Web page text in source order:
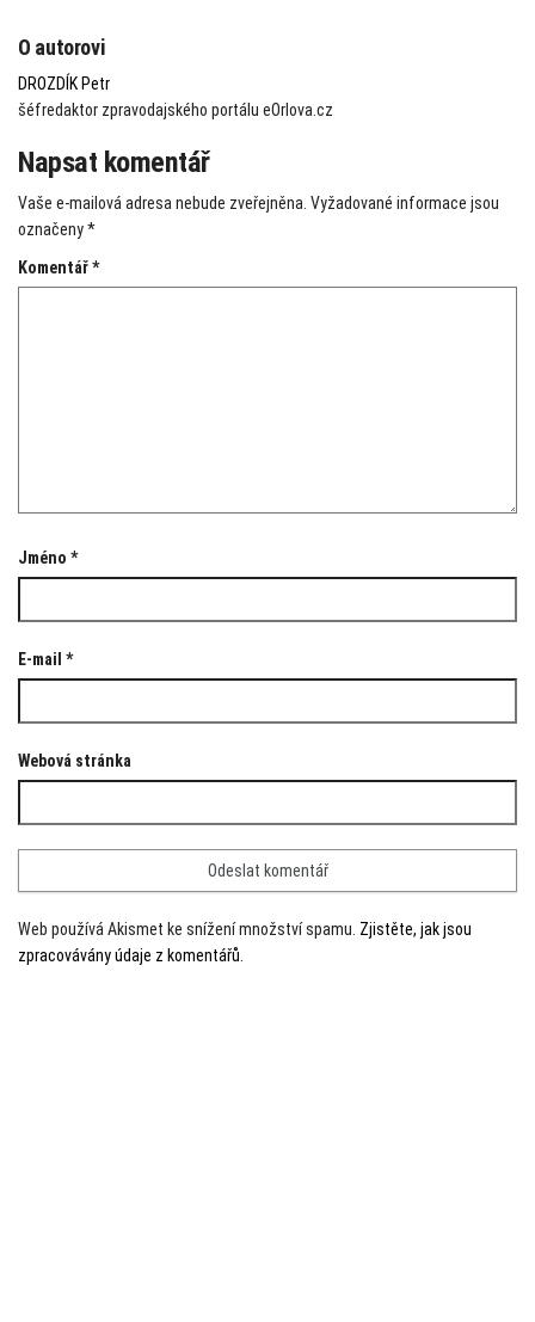
O autorovi
DROZDÍK Petr
šéfredaktor zpravodajského portálu eOrlova.cz
Napsat komentář
Vaše e-mailová adresa nebude zveřejněna. Vyžadované informace jsou
označeny*
Komentář*
Jméno *
E-mail *
Webová stránka
Web používá Akismet ke snížení množství spamu. Zjistěte, jak jsou
zpracovávány údaje z komentářů.